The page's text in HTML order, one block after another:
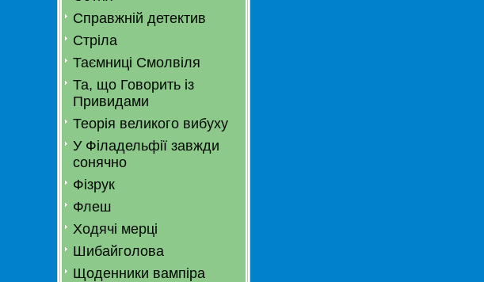
Справжній детектив
Стріла
Таємниці Смолвіля
Та, що Говорить із
Привидами
Теорія великого вибуху
У Філадельфії завжди
сонячно
Фізрук
Флеш
Ходячі мерці
Шибайголова
Щоденники вампіра